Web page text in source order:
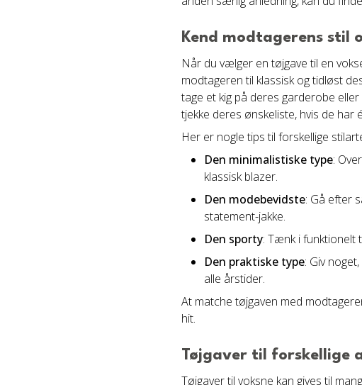
Kend modtagerens stil
Når du vælger en tøjgave til en
modtageren til klassisk og tidløst
tage et kig på deres garderobe
tjekke deres ønskeliste, hvis de har
Her er nogle tips til forskellige
Den minimalistiske type:
klassisk blazer.
Den modebevidste: Gå efter
statement-jakke.
Den sporty: Tænk i funktionelt
Den praktiske type: Giv
alle årstider.
At matche tøjgaven med
hit.
Tøjgaver til forskellige
Tøjgaver til voksne kan gives til